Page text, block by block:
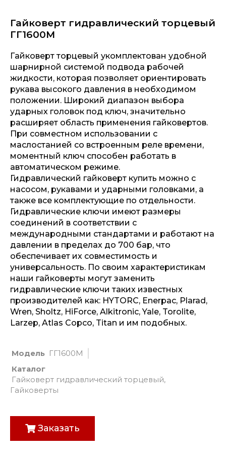
Гайковерт гидравлический торцевый
ГГ1600М
Гайковерт торцевый укомплектован удобной
шарнирной системой подвода рабочей
жидкости, которая позволяет ориентировать
рукава высокого давления в необходимом
положении. Широкий диапазон выбора
ударных головок под ключ, значительно
расширяет область применения гайковертов.
При совместном использовании с
маслостанией со встроенным реле времени,
моментный ключ способен работать в
автоматическом режиме.
Гидравлический гайковерт купить можно с
насосом, рукавами и ударными головками, а
также все комплектующие по отдельности.
Гидравлические ключи имеют размеры
соединений в соответствии с
международными стандартами и работают на
давлении в пределах до 700 бар, что
обеспечивает их совместимость и
универсальность. По своим характеристикам
наши гайковерты могут заменить
гидравлические ключи таких известных
производителей как: HYTORC, Enerpac, Plarad,
Wren, Sholtz, HiForce, Alkitronic, Yale, Torolite,
Larzep, Atlas Copco, Titan и им подобных.
Модель ГГ1600М
Каталог
Гайковерт гидравлический торцевый,
Гайковерты
Заказать